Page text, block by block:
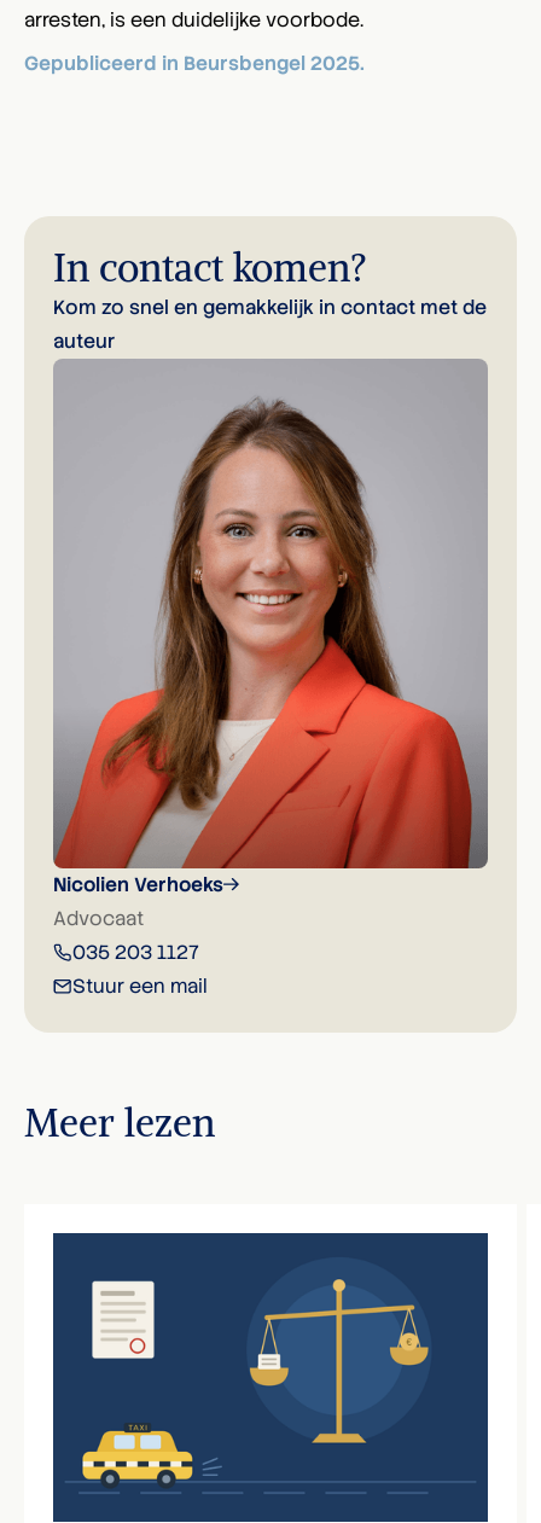
arresten, is een duidelijke voorbode.
Gepubliceerd in Beursbengel 2025.
In contact komen?
Kom zo snel en gemakkelijk in contact met de
auteur
Nicolien Verhoeks
Advocaat
035 203 1127
Stuur een mail
Meer lezen